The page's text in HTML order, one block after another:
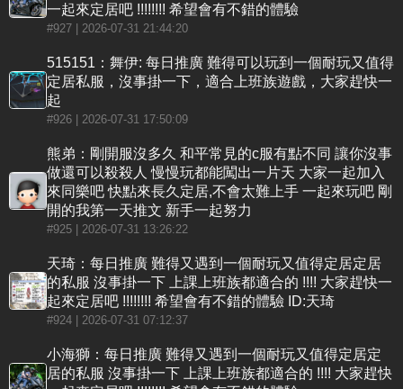
一起來定居吧 !!!!!!!! 希望會有不錯的體驗
#927 | 2026-07-31 21:44:20
515151：舞伊: 每日推廣 難得可以玩到一個耐玩又值得
定居私服，沒事掛一下，適合上班族遊戲，大家趕快一
起
#926 | 2026-07-31 17:50:09
熊弟：剛開服沒多久 和平常見的c服有點不同 讓你沒事
做還可以殺殺人 慢慢玩都能闖出一片天 大家一起加入
來同樂吧 快點來長久定居,不會太難上手 一起來玩吧 剛
開的我第一天推文 新手一起努力
#925 | 2026-07-31 13:26:22
天琦：每日推廣 難得又遇到一個耐玩又值得定居定居
的私服 沒事掛一下 上課上班族都適合的 !!!! 大家趕快一
起來定居吧 !!!!!!!! 希望會有不錯的體驗 ID:天琦
#924 | 2026-07-31 07:12:37
小海獅：每日推廣 難得又遇到一個耐玩又值得定居定
居的私服 沒事掛一下 上課上班族都適合的 !!!! 大家趕快